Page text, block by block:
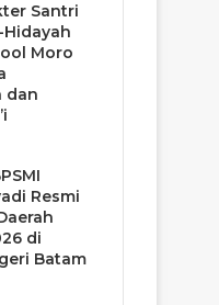
Santri
Hidayah
Moro
dan
Resmi
di
Batam